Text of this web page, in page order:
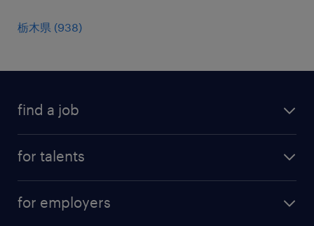
栃木県 (938)
find a job
for talents
professional career
for employers